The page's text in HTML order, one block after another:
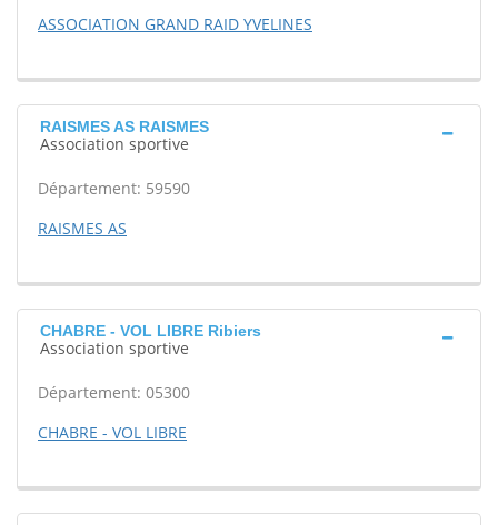
ASSOCIATION GRAND RAID YVELINES
RAISMES AS RAISMES
Association sportive
Département: 59590
RAISMES AS
CHABRE - VOL LIBRE Ribiers
Association sportive
Département: 05300
CHABRE - VOL LIBRE